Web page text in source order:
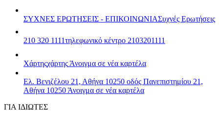
ΣΥΧΝΕΣ ΕΡΩΤΗΣΕΙΣ - ΕΠΙΚΟΙΝΩΝΙΑΣυχνές Ερωτήσεις
210 320 1111τηλεφωνικό κέντρο 2103201111
Χάρτηςχάρτης Άνοιγμα σε νέα καρτέλα
Ελ. Βενιζέλου 21, Αθήνα 10250 οδός Πανεπιστημίου 21,
Αθήνα 10250 Άνοιγμα σε νέα καρτέλα
ΓΙΑ ΙΔΙΩΤΕΣ